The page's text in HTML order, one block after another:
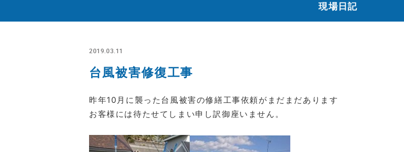
現場日記
2019.03.11
台風被害修復工事
昨年10月に襲った台風被害の修繕工事依頼がまだまだあります
お客様には待たせてしまい申し訳御座いません。